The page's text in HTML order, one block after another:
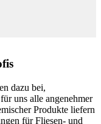
dazu bei,
uns alle angenehmer
Produkte liefern
für Fliesen- und